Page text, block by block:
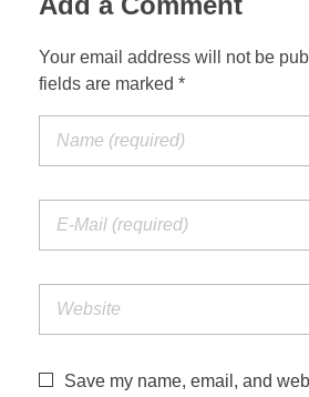
Your email address will not be
fields are marked *
Save my name, email, and